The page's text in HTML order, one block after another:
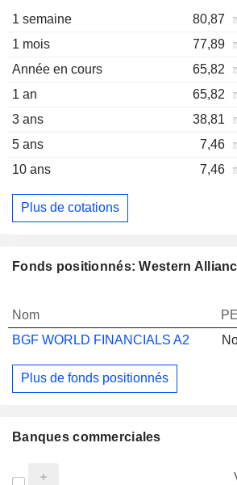
1 semaine 80,87
1 mois
77,89
Année en cours
65,82
1 an
65,82
3 ans
38,81
5 ans
7,46
10 ans
7,46
Plus de cotations
Fonds positionnés: Western
Nom
BGF WORLD FINANCIALS A2
Plus de fonds positionnés
Banques commerciales